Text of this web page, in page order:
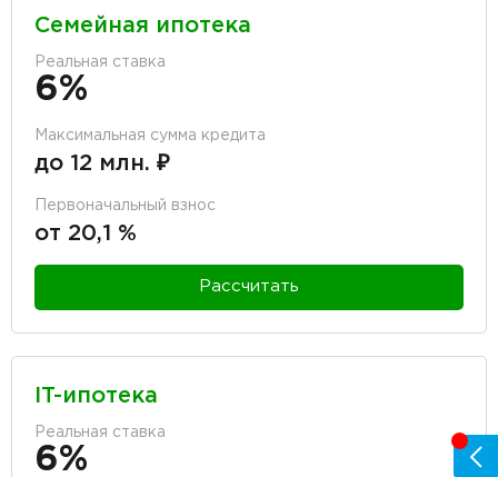
Семейная ипотека
Реальная ставка
6%
Максимальная сумма кредита
до 12 млн. ₽
Первоначальный взнос
от 20,1 %
Рассчитать
IT-ипотека
Реальная ставка
6%